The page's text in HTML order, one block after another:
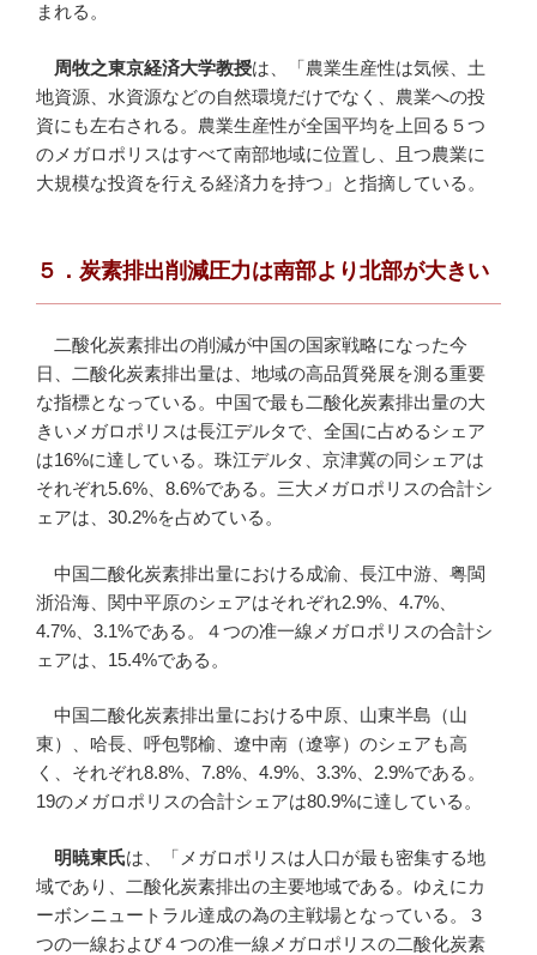
まれる。
周牧之東京経済大学教授は、「農業生産性は気候、土
地資源、水資源などの自然環境だけでなく、農業への投
資にも左右される。農業生産性が全国平均を上回る５つ
のメガロポリスはすべて南部地域に位置し、且つ農業に
大規模な投資を行える経済力を持つ」と指摘している。
５．炭素排出削減圧力は南部より北部が大きい
二酸化炭素排出の削減が中国の国家戦略になった今
日、二酸化炭素排出量は、地域の高品質発展を測る重要
な指標となっている。中国で最も二酸化炭素排出量の大
きいメガロポリスは長江デルタで、全国に占めるシェア
は16%に達している。珠江デルタ、京津冀の同シェアは
それぞれ5.6%、8.6%である。三大メガロポリスの合計シ
ェアは、30.2%を占めている。
中国二酸化炭素排出量における成渝、長江中游、粤閩
浙沿海、関中平原のシェアはそれぞれ2.9%、4.7%、
4.7%、3.1%である。４つの准一線メガロポリスの合計シ
ェアは、15.4%である。
中国二酸化炭素排出量における中原、山東半島（山
東）、哈長、呼包鄂榆、遼中南（遼寧）のシェアも高
く、それぞれ8.8%、7.8%、4.9%、3.3%、2.9%である。
19のメガロポリスの合計シェアは80.9%に達している。
明暁東氏は、「メガロポリスは人口が最も密集する地
域であり、二酸化炭素排出の主要地域である。ゆえにカ
ーボンニュートラル達成の為の主戦場となっている。３
つの一線および４つの准一線メガロポリスの二酸化炭素